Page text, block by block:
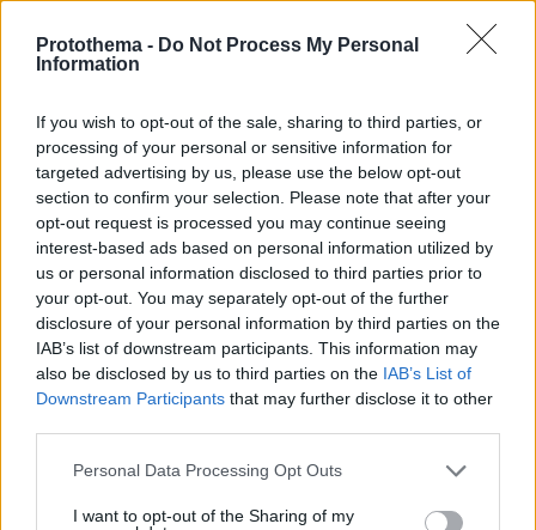
Protothema - Do Not Process My Personal
Information
If you wish to opt-out of the sale, sharing to third parties, or
processing of your personal or sensitive information for
targeted advertising by us, please use the below opt-out
section to confirm your selection. Please note that after your
opt-out request is processed you may continue seeing
interest-based ads based on personal information utilized by
us or personal information disclosed to third parties prior to
your opt-out. You may separately opt-out of the further
disclosure of your personal information by third parties on the
IAB’s list of downstream participants. This information may
also be disclosed by us to third parties on the IAB’s List of
Downstream Participants that may further disclose it to other
Please note that this website/app uses one or more Google
not limited to your visit or usage behaviour. You may click to
Personal Data Processing Opt Outs
I want to opt-out of the Sharing of my
Εγκαταλείπει το κόμμα Καρυστιανού και ο
επιχειρηματίας Νίκος Μπρουτζάκης: Καταγγέλλει
κλειστή κάστα, «λένε προδότες και πληρωμένους
όσους αποχωρούν»
08.08.2026, 18:48
Loaded
Σοβαρό τροχαίο από αναστροφή ΙΧ
στην Αθηνών-Σουνίου: Συγκρούστηκε
με μηχανή της ΔΙΑΣ, δύο αστυνομικοί